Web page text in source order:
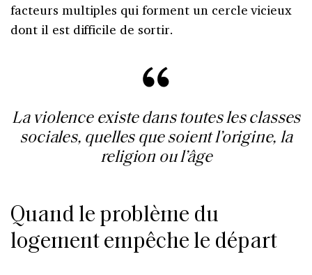
facteurs multiples qui forment un cercle vicieux
dont il est difficile de sortir.
La violence existe dans toutes les classes
sociales, quelles que soient l’origine, la
religion ou l’âge
Quand le problème du
logement empêche le départ